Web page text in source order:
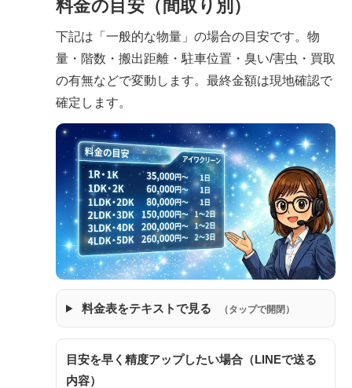
料金の目安（間取り別）
下記は「一般的な物量」の場合の目安です。物
量・階数・搬出距離・駐車位置・臭い/害虫・買取
の有無などで変動します。最終金額は現地確認で
確定します。
料金表をテキストで見る （タップで開閉）
目安を早く精度アップしたい場合（LINEで送る
内容）